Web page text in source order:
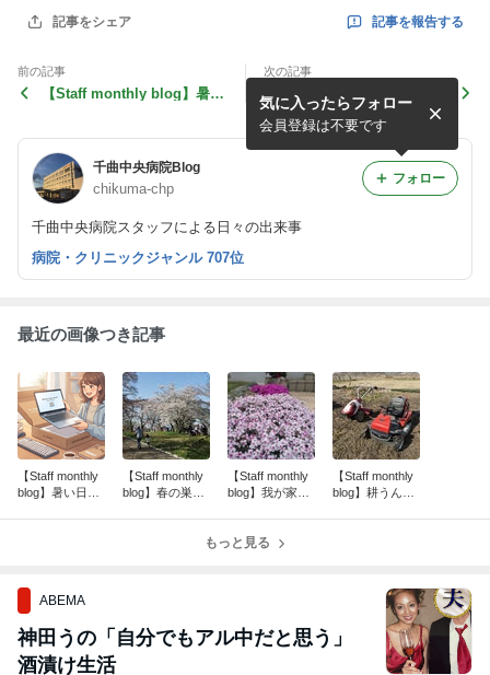
記事をシェア 記事を報告する
前の記事
【Staff monthly blog】暑い
次の記事
【Staff monthly blog】春の
巣立ち
千曲中央病院Blog
chikuma-chp
千曲中央病院スタッフによる日々の出来事
気に入ったらフォロー
会員登録は不要です
フォロー
病院・クリニックジャンル 707位
最近の画像つき記事
【Staff monthly
blog】暑い日が
【Staff monthly
blog】春の巣立
【Staff monthly
blog】我が家の
【Staff monthly
blog】耕うん機
もっと見る
ABEMA
神田うの「自分でもアル中だと思う」
酒漬け生活